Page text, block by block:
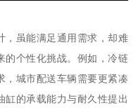
，虽能满足通用需求，却难
的个性化挑战。例如，冷链
，城市配送车辆需要更紧凑
缸的承载能力与耐久性提出